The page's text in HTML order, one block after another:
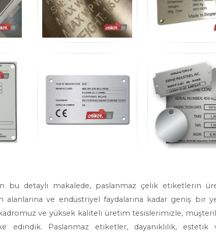
bu detaylı makalede, paslanmaz çelik etiketlerin
alanlarına ve endüstriyel faydalarına kadar geniş bir
ve yüksek kaliteli üretim tesislerimizle,
edindik. Paslanmaz etiketler, dayanıklılık, estetik